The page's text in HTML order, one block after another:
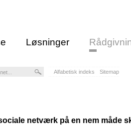
Løsninger
Alfabetisk indeks Sitemap
netværk på en nem måde